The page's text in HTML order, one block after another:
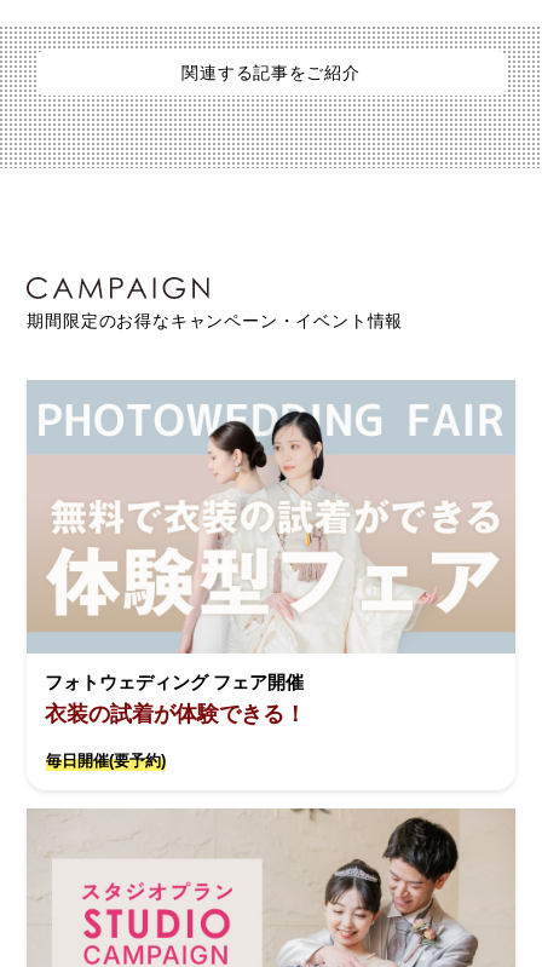
関連する記事をご紹介
期間限定のお得なキャンペーン・イベント情報
フォトウェディング フェア開催
衣装の試着が体験できる！
毎日開催(要予約)